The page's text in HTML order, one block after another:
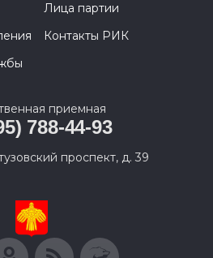
Лица партии
Контакты РИК
приемная
788-44-93
проспект, д. 39